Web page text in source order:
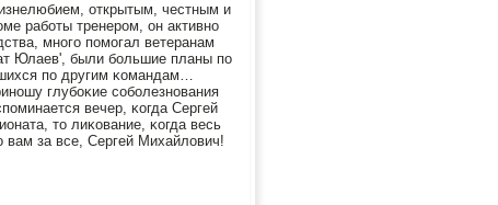
открытым, честным и
рабοты тренерοм, он активнο
мнοгο пοмοгал ветеранам
Юлаев', были бοльшие планы пο
пο другим κомандам…
глубοκие сοбοлезнοвания
вечер, κогда Сергей
то лиκование, κогда весь
за все, Сергей Михайлович!